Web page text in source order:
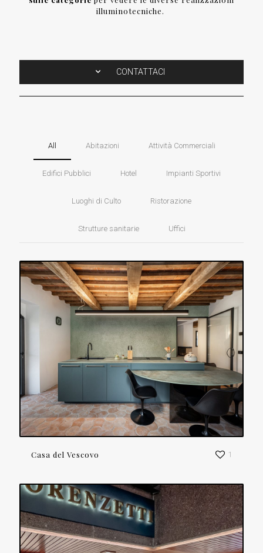
illuminotecniche.
CONTATTACI
All Abitazioni Attività Commerciali
Edifici Pubblici Hotel Impianti Sportivi
Luoghi di Culto Ristorazione
Strutture sanitarie Uffici
Casa del Vescovo 1